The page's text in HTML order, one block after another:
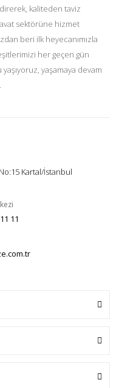
kaliteden taviz
sektörüne hizmet
beri ilk heyecanımızla
her geçen gün
yaşamaya devam
Kartal/İstanbul
11